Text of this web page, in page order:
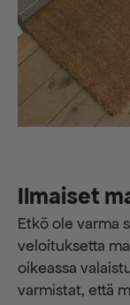
Ilmaiset
Etkö ole varma
veloituksetta
oikeassa
varmistat, että